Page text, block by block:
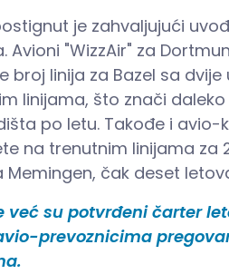
je zahvaljujući
Avioni "WizzAir" za
broj linija za Bazel sa
linijama, što znači
po letu. Takođe i
na trenutnim linijama za
čak deset
već su potvrđeni čarter
prevoznicima